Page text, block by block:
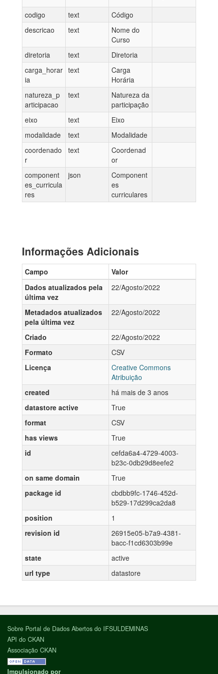
codigo text
Código
descricao
text
Nome do
Curso
diretoria
text
Diretoria
carga_horar
ia
text
Carga
Horária
natureza_p
articipacao
text
Natureza da
participação
eixo
text
Eixo
modalidade
text
Modalidade
coordenado
r
text
Coordenad
or
component
es_curricula
res
json
Component
es
curriculares
Informações Adicionais
Campo
Valor
Dados atualizados pela
última vez
22/Agosto/2022
Metadados atualizados
pela última vez
22/Agosto/2022
Criado
22/Agosto/2022
Formato
CSV
Licença
Creative Commons
Atribuição
created
há mais de 3 anos
datastore active
True
format
CSV
has views
True
id
cefda6a4-4729-4003-
b23c-0db29d8eefe2
on same domain
True
package id
cbdbb9fc-1746-452d-
b529-17d299ca2da8
position
1
revision id
26915e05-b7a9-4381-
bacc-f1cd6303b99e
state
active
url type
datastore
Sobre Portal de Dados Abertos do IFSULDEMINAS
API do CKAN
Associação CKAN
Impulsionado por